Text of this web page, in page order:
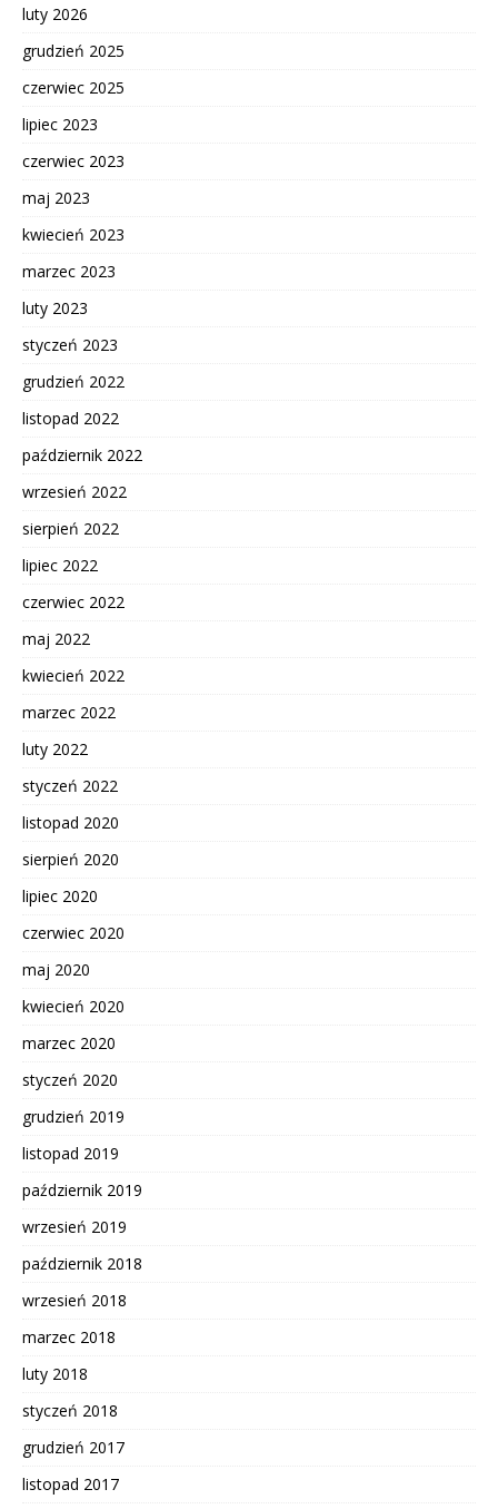
luty 2026
grudzień 2025
czerwiec 2025
lipiec 2023
czerwiec 2023
maj 2023
kwiecień 2023
marzec 2023
luty 2023
styczeń 2023
grudzień 2022
listopad 2022
październik 2022
wrzesień 2022
sierpień 2022
lipiec 2022
czerwiec 2022
maj 2022
kwiecień 2022
marzec 2022
luty 2022
styczeń 2022
listopad 2020
sierpień 2020
lipiec 2020
czerwiec 2020
maj 2020
kwiecień 2020
marzec 2020
styczeń 2020
grudzień 2019
listopad 2019
październik 2019
wrzesień 2019
październik 2018
wrzesień 2018
marzec 2018
luty 2018
styczeń 2018
grudzień 2017
listopad 2017